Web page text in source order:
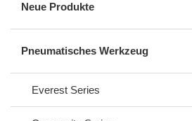
Neue Produkte
Pneumatisches Werkzeug
Everest Series